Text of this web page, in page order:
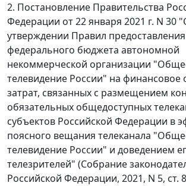
2. Постановление Правительства
Федерации от 22 января 2021 г. N 30
утверждении Правил
федерального бюджета автономной
некоммерческой организации
телевидение России" на финансовое
затрат, связанных с размещением
обязательных общедоступных
субъектов Российской Федерации в
поясного вещания телеканала
телевидение России" и доведением
телезрителей" (Собрание
Российской Федерации, 2021, N 5, ст.